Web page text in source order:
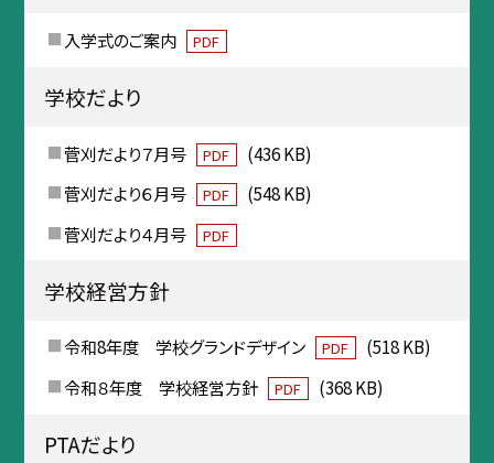
入学式のご案内 PDF
学校だより
菅刈だより７月号 PDF
(436 KB)
菅刈だより６月号
PDF
(548 KB)
菅刈だより４月号
PDF
学校経営方針
令和8年度 学校グランドデザイン PDF
(518 KB)
令和８年度 学校経営方針
PDF (368 KB)
PTAだより